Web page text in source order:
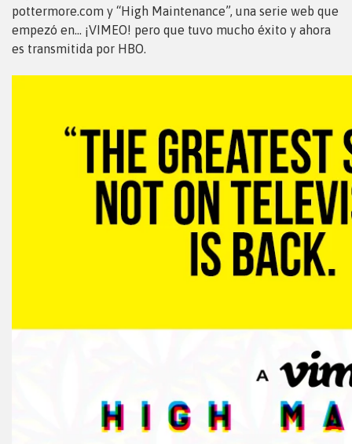
pottermore.com y “High Maintenance”, una serie web que
empezó en… ¡VIMEO! pero que tuvo mucho éxito y ahora
es transmitida por HBO.